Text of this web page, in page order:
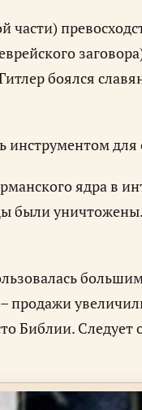
части)
боялся
инструментом
ядра в
были
продажи
Библии. Следует